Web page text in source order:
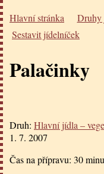
Hlavní stránka Druhy
Sestavit jídelníček
Palačinky
Druh: Hlavní jídla –
1. 7. 2007
Čas na přípravu: 30